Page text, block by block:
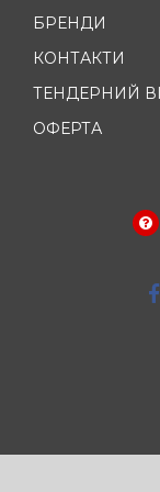
БРЕНДИ
КОНТАКТИ
ТЕНДЕРНИЙ
ОФЕРТА